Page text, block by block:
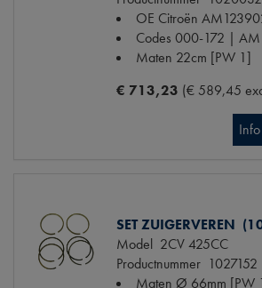
OE Citroën
Codes 000-172 |
Maten 22cm [PW 1]
€ 713,23 (€ 589,45
Info
SET ZUIGERVEREN
Model 2CV 425CC
Productnummer 1027152
Maten Ø 66mm [PW